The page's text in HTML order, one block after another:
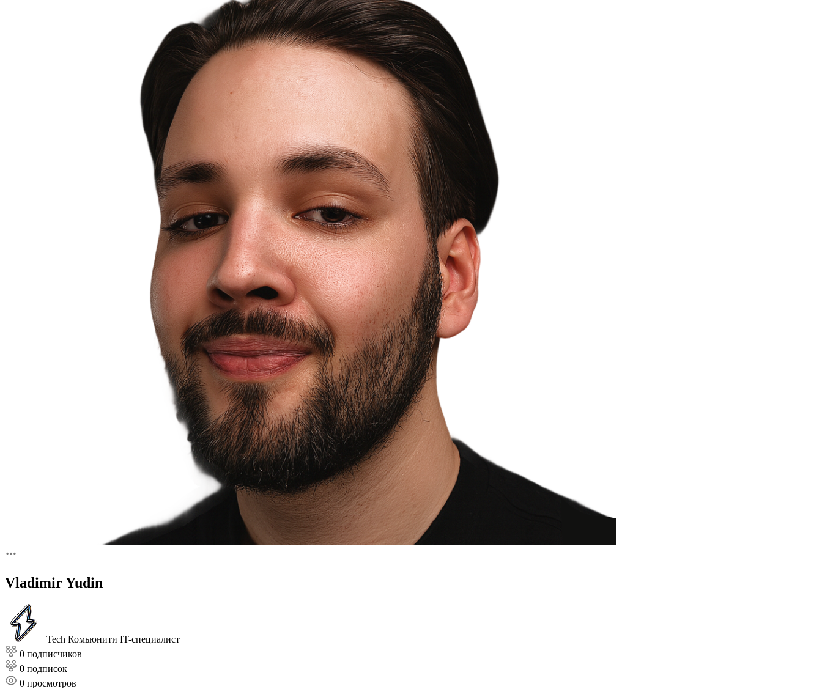
Vladimir Yudin
Tech Комьюнити IT-специалист
0 подписчиков
0 подписок
0 просмотров